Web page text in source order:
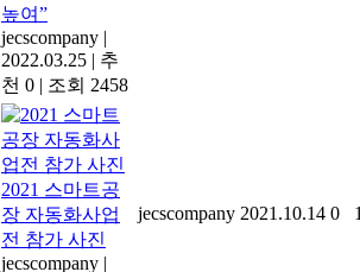
높여”
jecscompany |
2022.03.25 | 추
천 0 | 조회 2458
2021 스마트공
장 자동화사업
전 참가 사진
jecscompany |
jecscompany 2021.10.14 0